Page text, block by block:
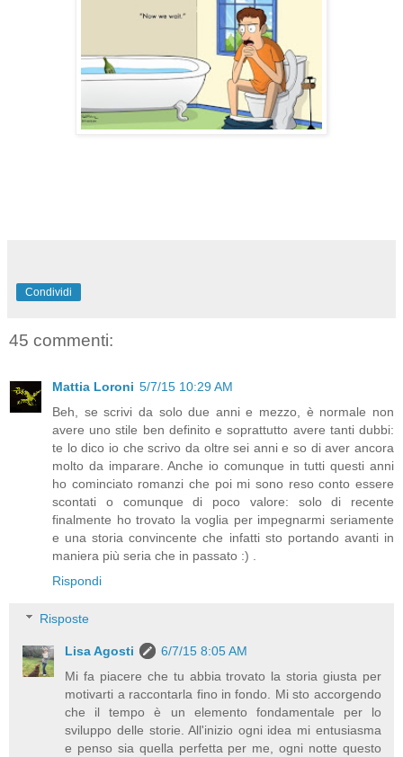
Condividi
45 commenti:
Mattia Loroni 5/7/15 10:29 AM
Beh, se scrivi da solo due anni e mezzo, è normale non
avere uno stile ben definito e soprattutto avere tanti dubbi:
te lo dico io che scrivo da oltre sei anni e so di aver ancora
molto da imparare. Anche io comunque in tutti questi anni
ho cominciato romanzi che poi mi sono reso conto essere
scontati o comunque di poco valore: solo di recente
finalmente ho trovato la voglia per impegnarmi seriamente
e una storia convincente che infatti sto portando avanti in
maniera più seria che in passato :) .
Rispondi
Risposte
Lisa Agosti
6/7/15 8:05 AM
Mi fa piacere che tu abbia trovato la storia giusta per
motivarti a raccontarla fino in fondo. Mi sto accorgendo
che il tempo è un elemento fondamentale per lo
sviluppo delle storie. All'inizio ogni idea mi entusiasma
e penso sia quella perfetta per me, ogni notte questo